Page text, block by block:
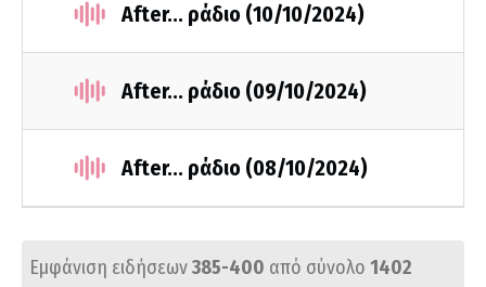
After... ράδιο (10/10/2024)
After... ράδιο (09/10/2024)
After... ράδιο (08/10/2024)
Εμφάνιση ειδήσεων385-400 από σύνολο 1402